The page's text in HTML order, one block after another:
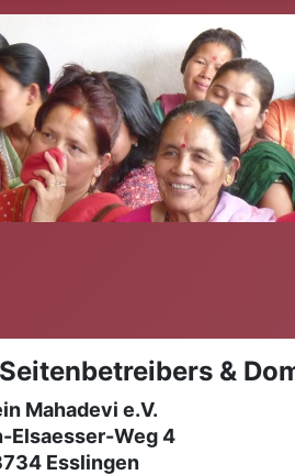
&
Mahadevi e.V.
Elsaesser-Weg 4
Esslingen